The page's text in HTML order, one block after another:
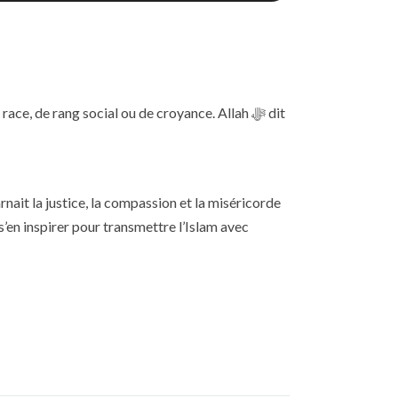
inspirer pour transmettre l’Islam avec